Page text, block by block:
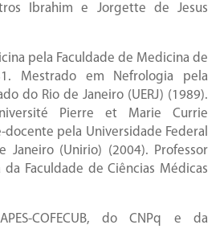
Ibrahim e Jorgette de Jesus
pela Faculdade de Medicina de
Mestrado em Nefrologia pela
do Rio de Janeiro (UERJ) (1989).
Pierre et Marie Currie
docente pela Universidade Federal
Janeiro (Unirio) (2004). Professor
Faculdade de Ciências Médicas
COFECUB, do CNPq e da